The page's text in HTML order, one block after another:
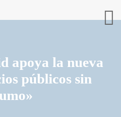
apoya la nueva
públicos sin